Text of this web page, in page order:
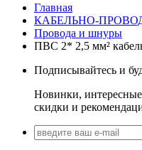
Главная
КАБЕЛЬНО-
Провода и шнуры
ПВС 2* 2,5 мм²
Подписывайтесь и
Новинки,
скидки и